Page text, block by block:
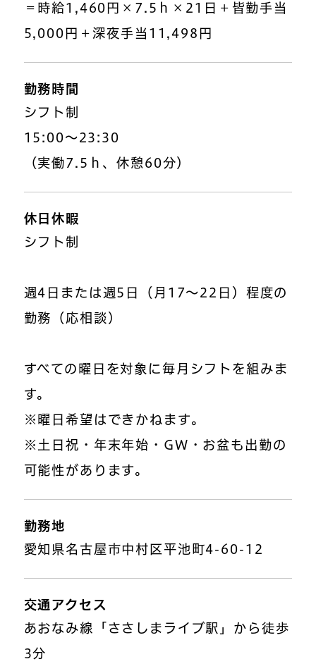
＝時給1,460円×7.5ｈ×21日＋皆勤手当
5,000円＋深夜手当11,498円
勤務時間
シフト制
15:00～23:30
（実働7.5ｈ、休憩60分）
休日休暇
シフト制
週4日または週5日（月17～22日）程度の
勤務（応相談）
すべての曜日を対象に毎月シフトを組みま
す。
※曜日希望はできかねます。
※土日祝・年末年始・GW・お盆も出勤の
可能性があります。
勤務地
愛知県名古屋市中村区平池町4-60-12
交通アクセス
あおなみ線「ささしまライブ駅」から徒歩
3分